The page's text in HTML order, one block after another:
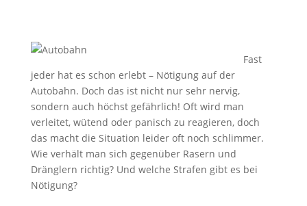
Fast
jeder hat es schon erlebt – Nötigung auf der
Autobahn. Doch das ist nicht nur sehr nervig,
sondern auch höchst gefährlich! Oft wird man
verleitet, wütend oder panisch zu reagieren, doch
das macht die Situation leider oft noch schlimmer.
Wie verhält man sich gegenüber Rasern und
Dränglern richtig? Und welche Strafen gibt es bei
Nötigung?